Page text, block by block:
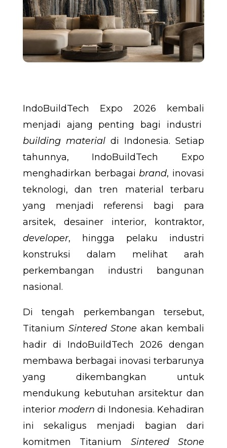
IndoBuildTech Expo 2026 kembali
menjadi ajang penting bagi industri
building material di Indonesia. Setiap
tahunnya, IndoBuildTech Expo
menghadirkan berbagai brand, inovasi
teknologi, dan tren material terbaru
yang menjadi referensi bagi para
arsitek, desainer interior, kontraktor,
developer, hingga pelaku industri
konstruksi dalam melihat arah
perkembangan industri bangunan
nasional.
Di tengah perkembangan tersebut,
Titanium Sintered Stone akan kembali
hadir di IndoBuildTech 2026 dengan
membawa berbagai inovasi terbarunya
yang dikembangkan untuk
mendukung kebutuhan arsitektur dan
interior moderndi Indonesia. Kehadiran
ini sekaligus menjadi bagian dari
komitmen Titanium Sintered Stone